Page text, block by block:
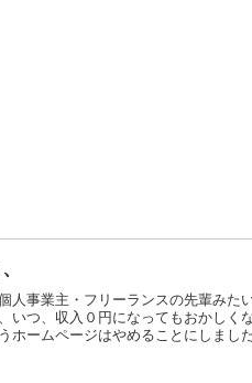
人事業主・フリーランスの先輩みた
いつ、収入０円になってもおかしく
ホームページはやめることにしまし